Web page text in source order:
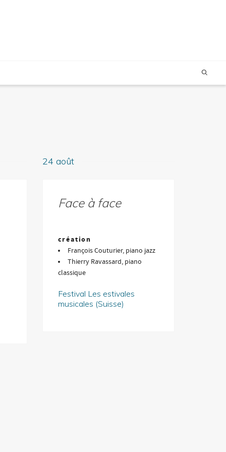
24 août
Face à face
création
François Couturier, piano jazz
Thierry Ravassard, piano
classique
Festival Les estivales
musicales (Suisse)